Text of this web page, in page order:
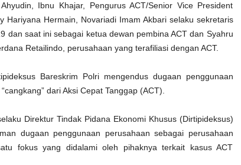
Ibnu Khajar, Pengurus ACT/Senior Vice President
Hariyana Hermain, Novariadi Imam Akbari selaku sekretaris
dan saat ini sebagai ketua dewan pembina ACT dan Syahru
Retailindo, perusahaan yang terafiliasi dengan ACT.
Bareskrim Polri mengendus dugaan penggunaan
dari Aksi Cepat Tanggap (ACT).
Direktur Tindak Pidana Ekonomi Khusus (Dirtipideksus)
dugaan penggunaan perusahaan sebagai perusahaan
fokus yang didalami oleh pihaknya terkait kasus ACT